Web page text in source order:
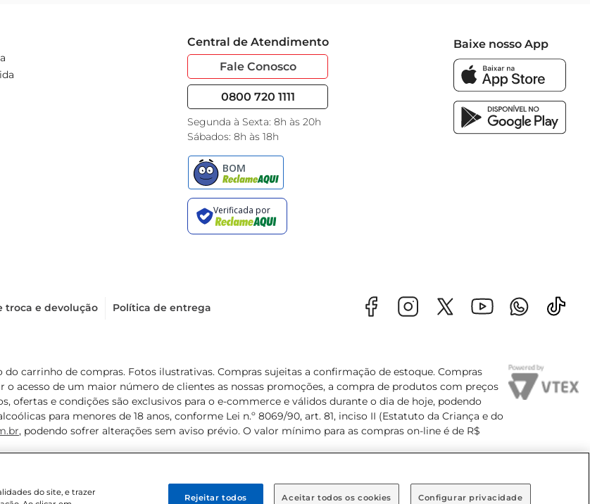
Central de Atendimento
Fale Conosco
0800 720 1111
Segunda à Sexta: 8h às 20h
Sábados: 8h às 18h
Baixe nosso App
troca e devolução Política de entrega
carrinho de compras. Fotos ilustrativas. Compras sujeitas a confirmação de estoque. Compras
acesso de um maior número de clientes as nossas promoções, a compra de produtos com preços
e condições são exclusivos para o e-commerce e válidos durante o dia de hoje, podendo
para menores de 18 anos, conforme Lei n.º 8069/90, art. 81, inciso II (Estatuto da Criança e do
, podendo sofrer alterações sem aviso prévio. O valor mínimo para as compras on-line é de R$
do site, e trazer
Configurar privacidade
Rejeitar todos Aceitar todos os cookies